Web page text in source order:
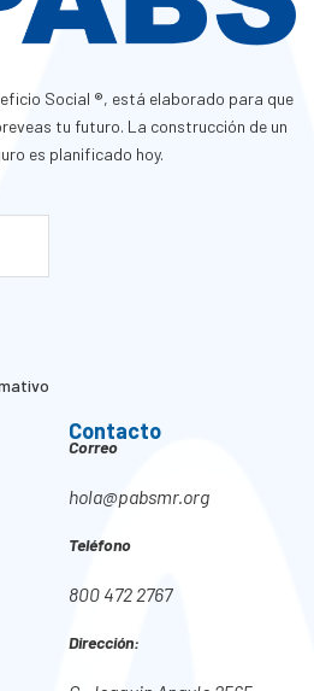
Social ®, está elaborado para que
tu futuro. La construcción de un
es planificado hoy.
Contacto
Correo
hola@pabsmr.org
Teléfono
800 472 2767
Dirección: